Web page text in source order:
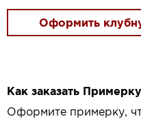
Оформить
Как заказать
Оформите примерку,